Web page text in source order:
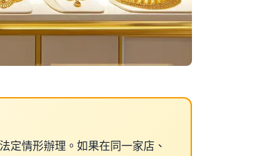
定情形辦理。如果在同一家店、